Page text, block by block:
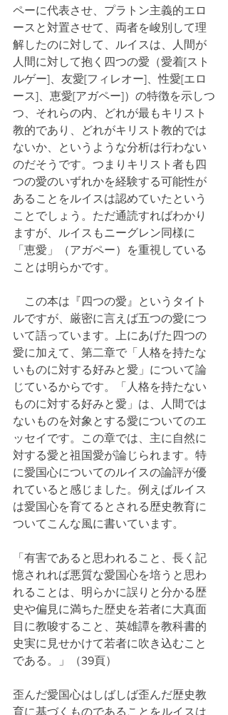
ペーに代表させ、プラトン主義的エロ
ースと対置させて、両者を峻別して理
解したのに対して、ルイスは、人間が
人間に対して抱く四つの愛（愛着[スト
ルゲー]、友愛[フィレオー]、性愛[エロ
ース]、恵愛[アガペー]）の特徴を示しつ
つ、それらの内、どれが最もキリスト
教的であり、どれがキリスト教的では
ないか、というような分析は行わない
のだそうです。つまりキリスト者も四
つの愛のいずれかを経験する可能性が
あることをルイスは認めていたという
ことでしょう。ただ通読すればわかり
ますが、ルイスもニーグレン同様に
「恵愛」（アガペー）を重視している
ことは明らかです。
この本は『四つの愛』というタイト
ルですが、厳密に言えば五つの愛につ
いて語っています。上にあげた四つの
愛に加えて、第二章で「人格を持たな
いものに対する好みと愛」について論
じているからです。「人格を持たない
ものに対する好みと愛」は、人間では
ないものを対象とする愛についてのエ
ッセイです。この章では、主に自然に
対する愛と祖国愛が論じられます。特
に愛国心についてのルイスの論評が優
れていると感じました。例えばルイス
は愛国心を育てるとされる歴史教育に
ついてこんな風に書いています。
「有害であると思われること、長く記
憶されれば悪質な愛国心を培うと思わ
れることは、明らかに誤りと分かる歴
史や偏見に満ちた歴史を若者に大真面
目に教唆すること、英雄譚を教科書的
史実に見せかけて若者に吹き込むこと
である。」（39頁）
歪んだ愛国心はしばしば歪んだ歴史教
育に基づくものであることをルイスは